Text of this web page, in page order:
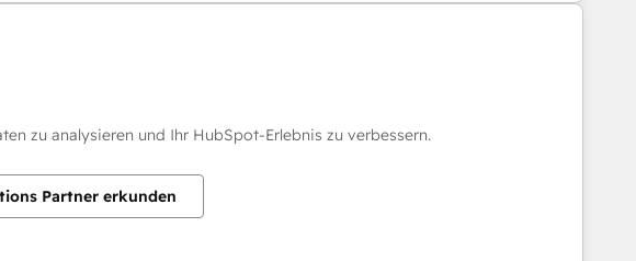
zu analysieren und Ihr HubSpot-Erlebnis zu verbessern.
Partner erkunden